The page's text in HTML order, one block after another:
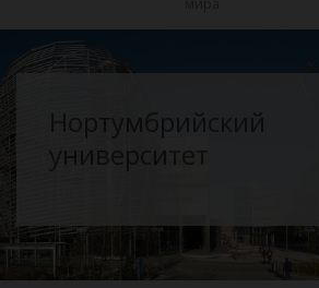
Нортумбрийский
университет